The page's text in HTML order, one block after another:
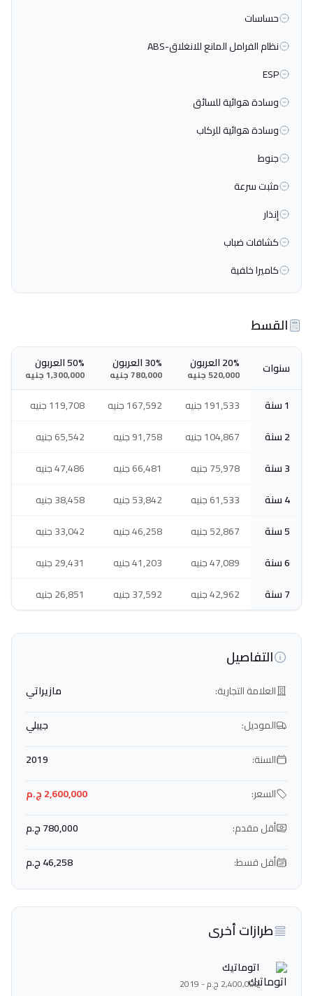
حساسات
نظام الفرامل المانع للانغلاق-ABS
ESP
وسادة هوائية للسائق
وسادة هوائية للركاب
جنوط
مثبت سرعة
إنذار
كشافات ضباب
كاميرا خلفية
القسط
سنوات 20% العربون
520,000 جنيه
30% العربون
780,000 جنيه
50% العربون
1,300,000 جنيه
1 سنة 191,533 جنيه 167,592 جنيه
119,708 جنيه
2 سنة
104,867 جنيه 91,758 جنيه
65,542 جنيه
3 سنة
75,978 جنيه 66,481 جنيه
47,486 جنيه
4 سنة
61,533 جنيه 53,842 جنيه
38,458 جنيه
5 سنة
52,867 جنيه 46,258 جنيه
33,042 جنيه
6 سنة
47,089 جنيه 41,203 جنيه
29,431 جنيه
7 سنة
42,962 جنيه 37,592 جنيه 26,851 جنيه
التفاصيل
العلامة التجارية:
مازيراتي
الموديل:
جيبلي
السنة:
2019
السعر:
2,600,000 ج.م
أقل مقدم:
780,000 ج.م
أقل قسط:
46,258 ج.م
طرازات أخرى
اتوماتيك
2,400,000 ج.م - 2019